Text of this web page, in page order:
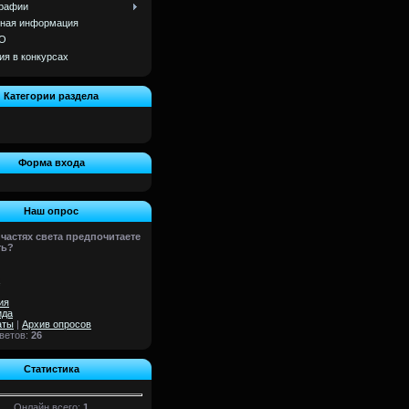
информация
в конкурсах
Категории раздела
Форма входа
Наш опрос
света предпочитаете
| Архив опросов
26
Статистика